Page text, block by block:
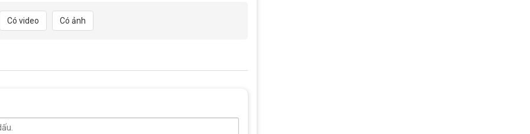
nhập khẩu trực tiếp
cho đến những người
động đến từ thương hiệu Shimano cao cấp. Xe được trang bị
Có video Có ảnh